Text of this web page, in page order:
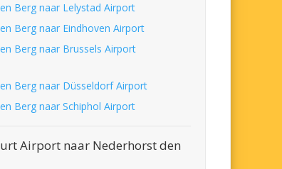
Berg naar Lelystad Airport
Berg naar Eindhoven Airport
Berg naar Brussels Airport
Berg naar Düsseldorf Airport
Berg naar Schiphol Airport
Airport naar Nederhorst den